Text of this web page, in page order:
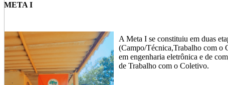
META I
A Meta I se constituiu em duas
(Campo/Técnica,Trabalho com o
em engenharia eletrônica e de
de Trabalho com o Coletivo.